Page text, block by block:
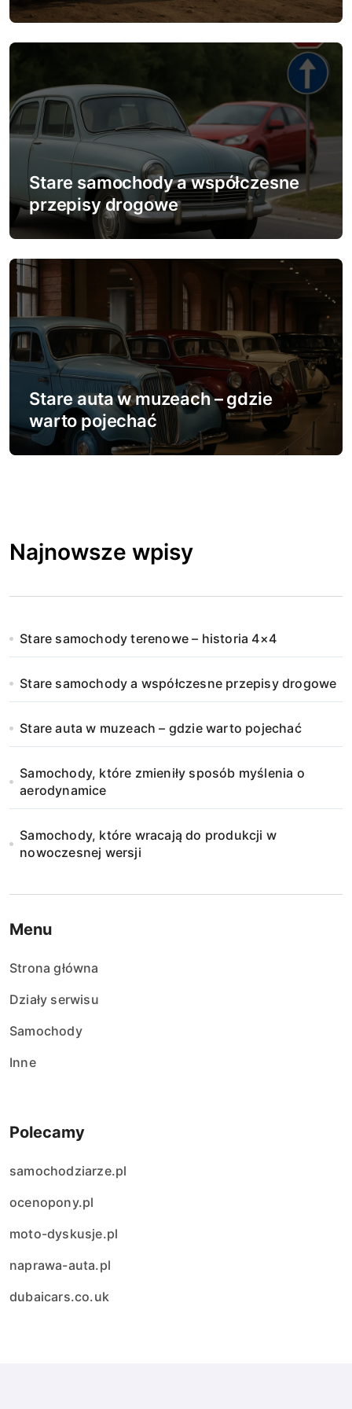
i
s
u
Stare samochody a współczesne
przepisy drogowe
Stare auta w muzeach – gdzie
warto pojechać
Najnowsze wpisy
Stare samochody terenowe – historia 4×4
Stare samochody a współczesne przepisy drogowe
Stare auta w muzeach – gdzie warto pojechać
Samochody, które zmieniły sposób myślenia o
aerodynamice
Samochody, które wracają do produkcji w
nowoczesnej wersji
Menu
Strona główna
Działy serwisu
Samochody
Inne
Polecamy
samochodziarze.pl
ocenopony.pl
moto-dyskusje.pl
naprawa-auta.pl
dubaicars.co.uk